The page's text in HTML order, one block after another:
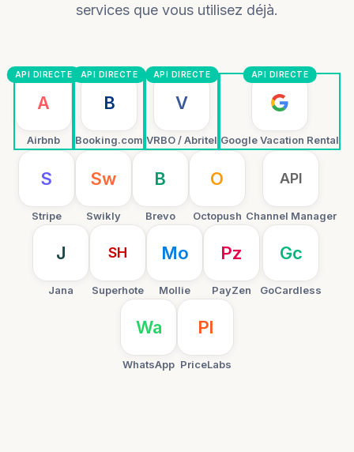
services que vous utilisez déjà.
API DIRECTE
A
Airbnb
API DIRECTE
B
Booking.com
API DIRECTE
V
VRBO / Abritel
API DIRECTE
Google Vacation Rental
S
Stripe
Sw
Swikly
B
Brevo
O
Octopush
API
Channel Manager
J
Jana
SH
Superhote
Mo
Mollie
Pz
PayZen
Gc
GoCardless
Wa
WhatsApp
Pl
PriceLabs